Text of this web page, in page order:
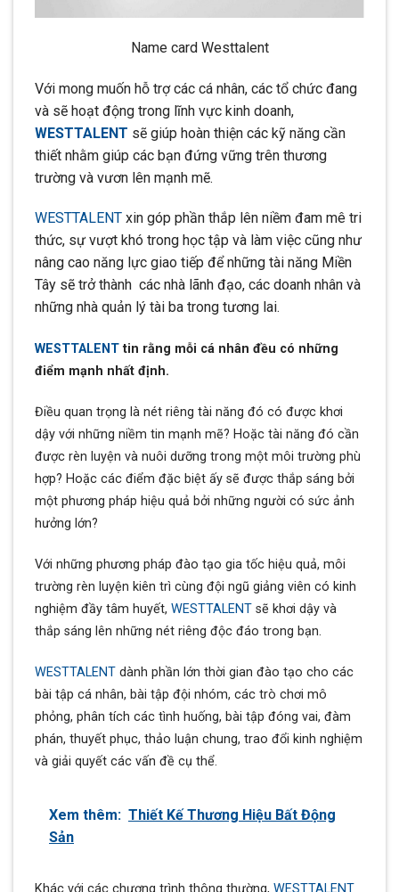
Name card Westtalent
Với mong muốn hỗ trợ các cá nhân, các tổ chức đang
và sẽ hoạt động trong lĩnh vực kinh doanh,
WESTTALENT sẽ giúp hoàn thiện các kỹ năng cần
thiết nhằm giúp các bạn đứng vững trên thương
trường và vươn lên mạnh mẽ.
WESTTALENT xin góp phần thắp lên niềm đam mê tri
thức, sự vượt khó trong học tập và làm việc cũng như
nâng cao năng lực giao tiếp để những tài năng Miền
Tây sẽ trở thành các nhà lãnh đạo, các doanh nhân và
những nhà quản lý tài ba trong tương lai.
WESTTALENTtin rằng mỗi cá nhân đều có những
điểm mạnh nhất định.
Điều quan trọng là nét riêng tài năng đó có được khơi
dậy với những niềm tin mạnh mẽ? Hoặc tài năng đó cần
được rèn luyện và nuôi dưỡng trong một môi trường phù
hợp? Hoặc các điểm đặc biệt ấy sẽ được thắp sáng bởi
một phương pháp hiệu quả bởi những người có sức ảnh
hưởng lớn?
Với những phương pháp đào tạo gia tốc hiệu quả, môi
trường rèn luyện kiên trì cùng đội ngũ giảng viên có kinh
nghiệm đầy tâm huyết, WESTTALENT sẽ khơi dậy và
thắp sáng lên những nét riêng độc đáo trong bạn.
WESTTALENT dành phần lớn thời gian đào tạo cho các
bài tập cá nhân, bài tập đội nhóm, các trò chơi mô
phỏng, phân tích các tình huống, bài tập đóng vai, đàm
phán, thuyết phục, thảo luận chung, trao đổi kinh nghiệm
và giải quyết các vấn đề cụ thể.
Xem thêm: Thiết Kế Thương Hiệu Bất Động
Sản